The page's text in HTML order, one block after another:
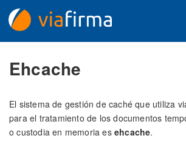
Ehcache
El sistema de gestión de caché que utiliza
para el tratamiento de los documentos
o custodia en memoria es ehcache.